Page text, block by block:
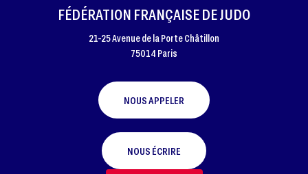
FÉDÉRATION FRANÇAISE DE JUDO
21-25 Avenue de la Porte Châtillon
75014 Paris
NOUS APPELER
NOUS ÉCRIRE